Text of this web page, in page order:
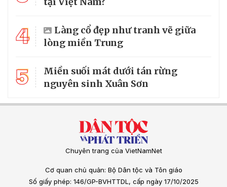
4
Làng cổ đẹp như tranh vẽ giữa
lòng miền Trung
5
Miền suối mát dưới tán rừng
nguyên sinh Xuân Sơn
Chuyên trang của VietNamNet
Cơ quan chủ quản: Bộ Dân tộc và Tôn giáo
Số giấy phép: 146/GP-BVHTTDL, cấp ngày 17/10/2025